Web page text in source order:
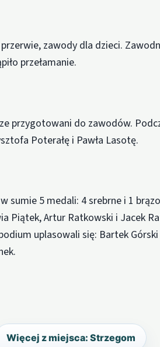
zawody dla dzieci.
przełamanie.
przygotowani do zawodów.
Poterałę i Pawła Lasotę.
sumie 5 medali: 4 srebrne i 1
Piątek, Artur Ratkowski i Jacek
uplasowali się: Bartek
Więcej z miejsca: Strzegom